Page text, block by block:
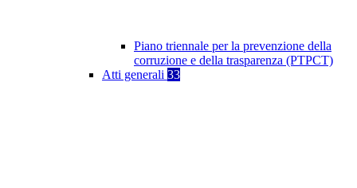
Piano triennale per la prevenzione della
corruzione e della trasparenza (PTPCT)
Atti generali 33